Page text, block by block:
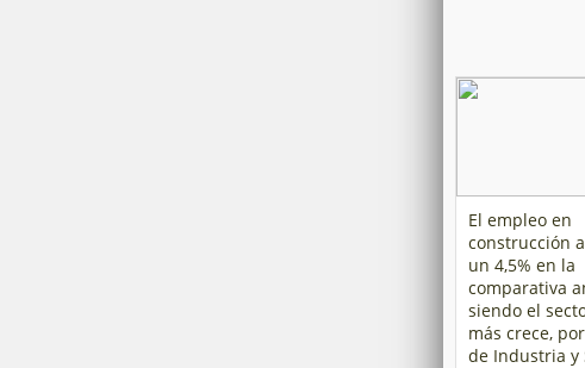
El empleo en
construcción
un 4,5% en la
comparativa
siendo el
más crece,
de Industria y